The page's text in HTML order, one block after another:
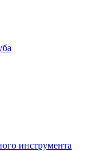
инструмента